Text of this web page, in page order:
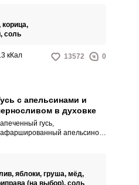
предварительного долгого
Птица
и сразу запекается.
корица,
соль
кКал 13572 0
с апельсинами и
в духовке
гусь,
апельсином,
его мясо кисло-сладкие
сделают сочным и
яблоки, груша, мёд,
(на выбор), соль